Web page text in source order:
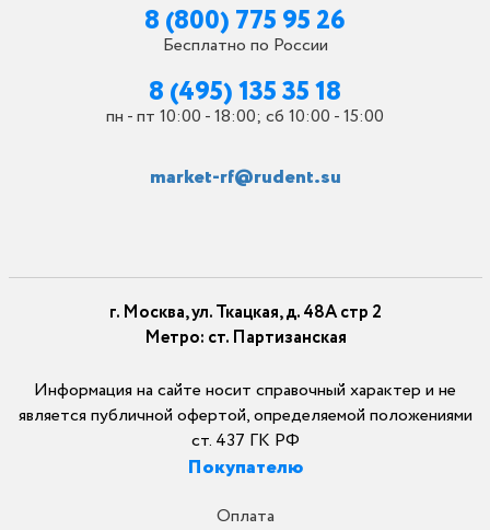
8 (800) 775 95 26
Бесплатно по России
8 (495) 135 35 18
пн - пт 10:00 - 18:00; сб 10:00 - 15:00
market-rf@rudent.su
г. Москва, ул. Ткацкая, д. 48А стр 2
Метро: ст. Партизанская
Информация на сайте носит справочный характер и не
является публичной офертой, определяемой положениями
ст. 437 ГК РФ
Покупателю
Оплата